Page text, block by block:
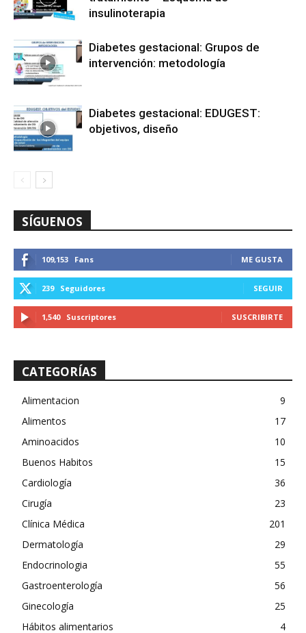
insulinoterapia
Diabetes gestacional: Grupos de
intervención: metodología
Diabetes gestacional: EDUGEST:
objetivos, diseño
SÍGUENOS
109,153 Fans ME GUSTA
239 Seguidores SEGUIR
1,540 Suscriptores SUSCRIBIRTE
CATEGORÍAS
Alimentacion
9
Alimentos
17
Aminoacidos
10
Buenos Habitos
15
Cardiología
36
Cirugía
23
Clínica Médica
201
Dermatología
29
Endocrinologia
55
Gastroenterología
56
Ginecología
25
Hábitos alimentarios
4